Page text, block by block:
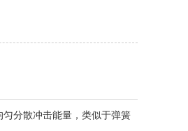
分散冲击能量，类似于弹簧